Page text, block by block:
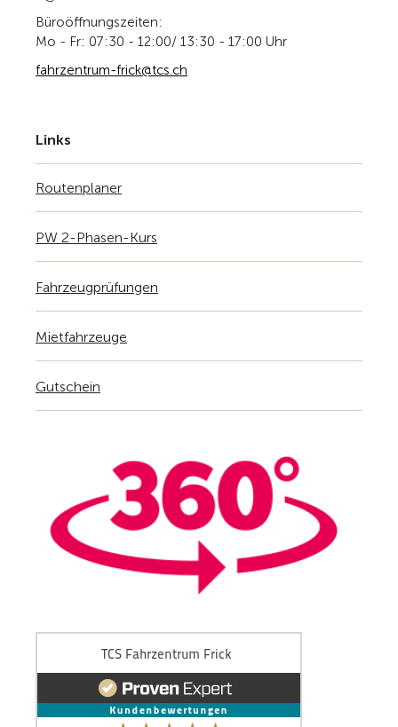
Büroöffnungszeiten:
Mo - Fr: 07:30 - 12:00/ 13:30 - 17:00 Uhr
fahrzentrum-frick@tcs.ch
Links
Routenplaner
PW 2-Phasen-Kurs
Fahrzeugprüfungen
Mietfahrzeuge
Gutschein